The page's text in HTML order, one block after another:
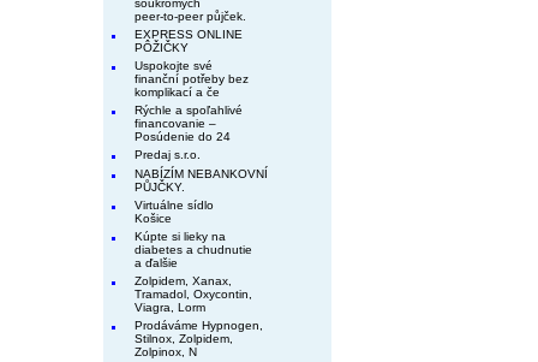
soukromých
peer-to-peer půjček.
EXPRESS ONLINE
PÔŽIČKY
Uspokojte své
finanční potřeby bez
komplikací a če
Rýchle a spoľahlivé
financovanie –
Posúdenie do 24
Predaj s.r.o.
NABÍZÍM NEBANKOVNÍ
PŮJČKY.
Virtuálne sídlo
Košice
Kúpte si lieky na
diabetes a chudnutie
a ďalšie
Zolpidem, Xanax,
Tramadol, Oxycontin,
Viagra, Lorm
Prodáváme Hypnogen,
Stilnox, Zolpidem,
Zolpinox, N